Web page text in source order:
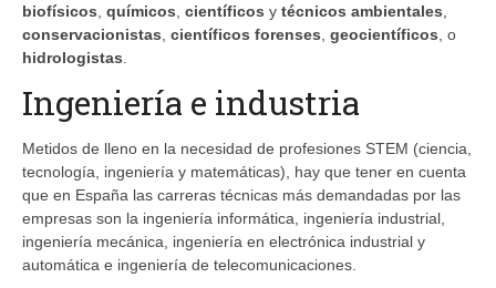
biofísicos químicos científicos y técnicos ambientales
conservacionistas científicos forenses geocientíficos , o
hidrologistas
Ingeniería e industria
Metidos de lleno en la necesidad de profesiones STEM (ciencia,
tecnología, ingeniería y matemáticas), hay que tener en cuenta
que en España las carreras técnicas más demandadas por las
empresas son la ingeniería informática, ingeniería industrial,
ingeniería mecánica, ingeniería en electrónica industrial y
automática e ingeniería de telecomunicaciones.